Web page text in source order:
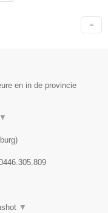
en in de provincie
▼
)
▼